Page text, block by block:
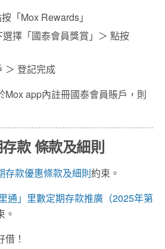
「Mox Rewards」
擇「國泰會員獎賞」＞ 點按
＞ 登記完成
Mox app內註冊國泰會員賬戶，則
款 條款及細則
存款優惠條款及細則約束。
通」里數定期存款推廣（2025年第
。
！